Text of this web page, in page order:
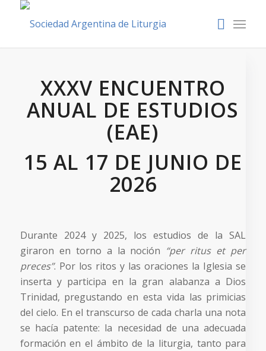
XXXV ENCUENTRO
ANUAL DE ESTUDIOS
(EAE)
15 AL 17 DE JUNIO DE
2026
Durante 2024 y 2025, los estudios de la SAL
giraron en torno a la noción “per ritus et per
preces”. Por los ritos y las oraciones la Iglesia se
inserta y participa en la gran alabanza a Dios
Trinidad, pregustando en esta vida las primicias
del cielo. En el transcurso de cada charla una nota
se hacía patente: la necesidad de una adecuada
formación en el ámbito de la liturgia, tanto para